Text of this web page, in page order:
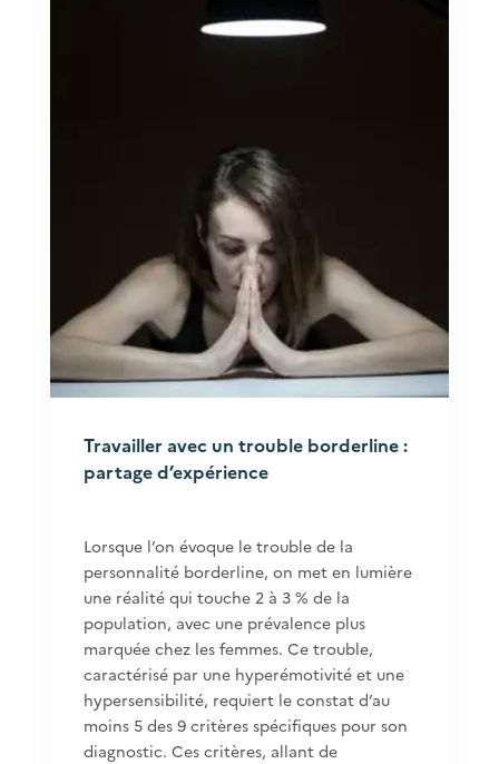
Travailler avec un trouble borderline :
partage d’expérience
Lorsque l’on évoque le trouble de la
personnalité borderline, on met en lumière
une réalité qui touche 2 à 3 % de la
population, avec une prévalence plus
marquée chez les femmes. Ce trouble,
caractérisé par une hyperémotivité et une
hypersensibilité, requiert le constat d’au
moins 5 des 9 critères spécifiques pour son
diagnostic. Ces critères, allant de